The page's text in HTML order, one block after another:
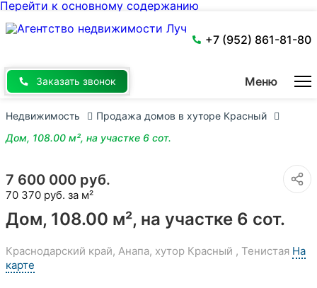
Перейти к основному содержанию
Заказать звонок
+7 (952) 861-81-80
Меню
Недвижимость
Продажа домов в хуторе Красный
Дом, 108.00 м², на участке 6 сот.
Дом, 108.00 м², на участке 6 сот.
7 600 000 руб.
Краснодарский край, Анапа, хутор Красный , Тенистая На
карте
70 370 руб. за м²